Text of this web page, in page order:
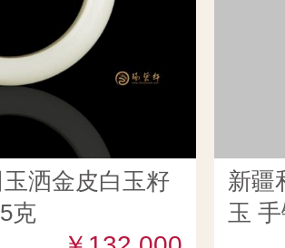
洒金皮白玉籽
克
新疆
玉